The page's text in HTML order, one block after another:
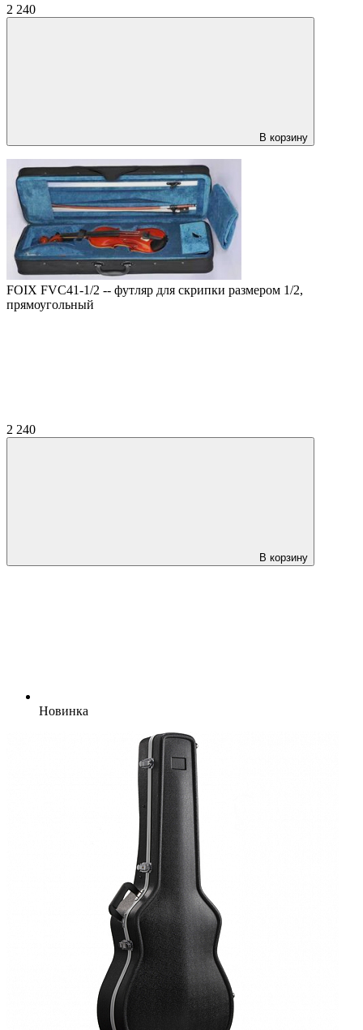
2 240
В корзину
FOIX FVC41-1/2 -- футляр для скрипки размером 1/2,
прямоугольный
2 240
В корзину
Новинка